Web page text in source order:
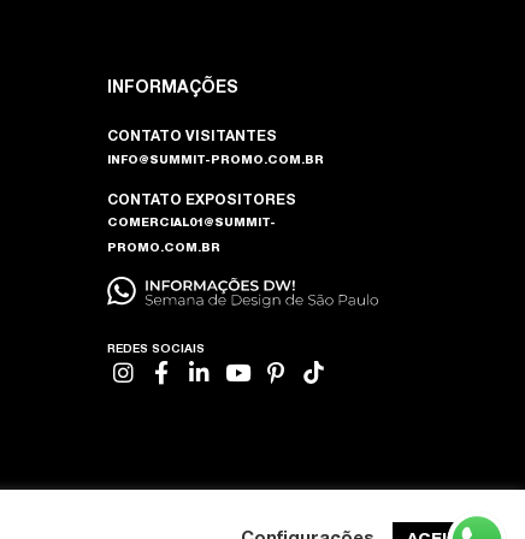
INFORMAÇÕES
CONTATO VISITANTES
INFO@SUMMIT-PROMO.COM.BR
CONTATO EXPOSITORES
COMERCIAL01@SUMMIT-
PROMO.COM.BR
REDES SOCIAIS